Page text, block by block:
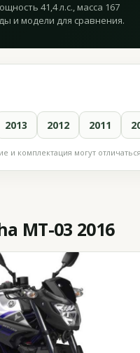
41,4 л.с., масса 167
и модели для сравнения.
2013 2012 2011
комплектация могут
MT-03 2016